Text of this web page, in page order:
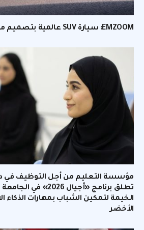
EMZOOM: سيارة SUV عالمية بتصميم مميز وأداء استثنائي
تطلق برنامج «أجيال
الخيمة لتمكين الشباب بمهارات الذكاء
الأخضر